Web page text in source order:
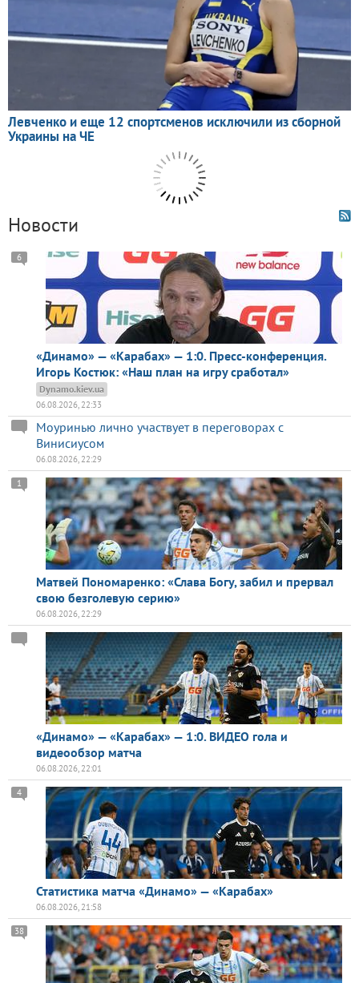
Новости
«Динамо» — «Карабах» — 1:0. Пресс-конференция.
Игорь Костюк: «Наш план на игру сработал»
6
Dynamo.kiev.ua
06.08.2026, 22:33
Моуринью лично участвует в переговорах с
Винисиусом
06.08.2026, 22:29
Матвей Пономаренко: «Слава Богу, забил и прервал
свою безголевую серию»
1
06.08.2026, 22:29
«Динамо» — «Карабах» — 1:0. ВИДЕО гола и
видеообзор матча
06.08.2026, 22:01
Статистика матча «Динамо» — «Карабах»
4
06.08.2026, 21:58
38